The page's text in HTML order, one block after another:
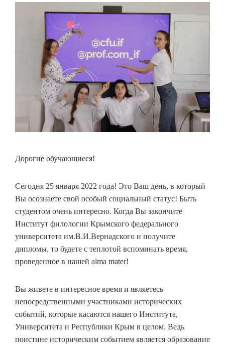
Дорогие обучающиеся!
Сегодня 25 января 2022 года! Это Ваш день, в который
Вы осознаете свой особый социальный статус! Быть
студентом очень интересно. Когда Вы закончите
Институт филологии Крымского федерального
университета им.В.И.Вернадского и получите
дипломы, то будете с теплотой вспоминать время,
проведенное в нашей alma mater!
Вы живете в интересное время и являетесь
непосредственными участниками исторических
событий, которые касаются нашего Института,
Университета и Республики Крым в целом. Ведь
поистине историческим событием является образование